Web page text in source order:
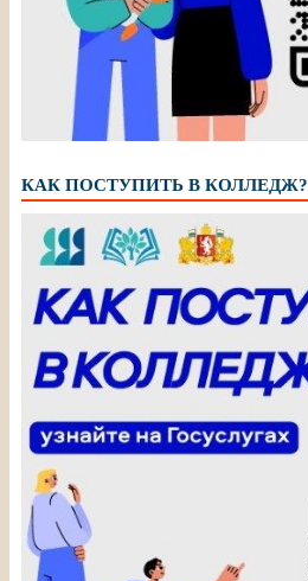
КАК ПОСТУПИТЬ В КОЛЛЕДЖ?